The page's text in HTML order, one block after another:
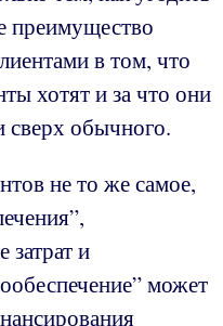
преимущество
в том, что
хотят и за что они
сверх обычного.
не то же самое,
и
может